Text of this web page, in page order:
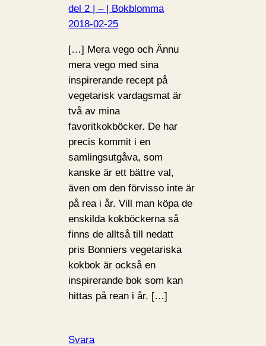
del 2 | – | Bokblomma
2018-02-25
[…] Mera vego och Ännu
mera vego med sina
inspirerande recept på
vegetarisk vardagsmat är
två av mina
favoritkokböcker. De har
precis kommit i en
samlingsutgåva, som
kanske är ett bättre val,
även om den förvisso inte är
på rea i år. Vill man köpa de
enskilda kokböckerna så
finns de alltså till nedatt
pris Bonniers vegetariska
kokbok är också en
inspirerande bok som kan
hittas på rean i år. […]
Svara